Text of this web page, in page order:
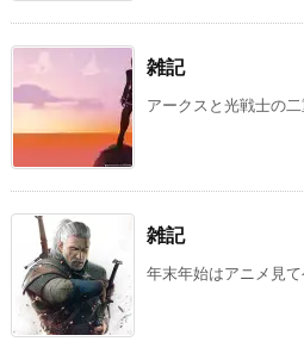
雑記
アークスと光戦士の二
雑記
年末年始はアニメ見て